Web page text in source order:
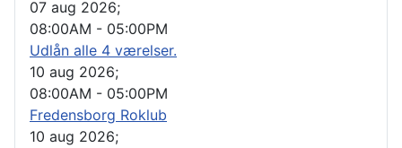
07 aug 2026;
08:00AM - 05:00PM
Udlån alle 4 værelser.
10 aug 2026;
08:00AM - 05:00PM
Fredensborg Roklub
10 aug 2026;